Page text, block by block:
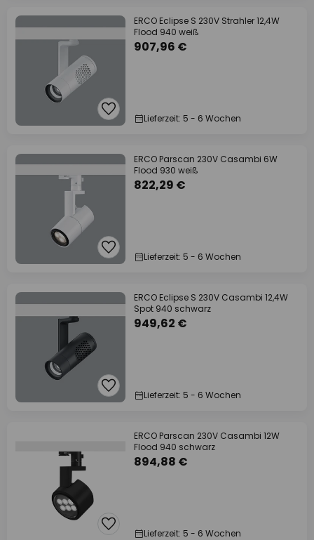
ERCO Eclipse S 230V Strahler 12,4W
Flood 940 weiß
907,96 €
Lieferzeit: 5 - 6 Wochen
ERCO Parscan 230V Casambi 6W
Flood 930 weiß
822,29 €
Lieferzeit: 5 - 6 Wochen
ERCO Eclipse S 230V Casambi 12,4W
Spot 940 schwarz
949,62 €
Lieferzeit: 5 - 6 Wochen
ERCO Parscan 230V Casambi 12W
Flood 940 schwarz
894,88 €
Lieferzeit: 5 - 6 Wochen